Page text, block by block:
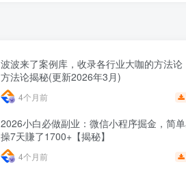
波波来了案例库，收录各行业大咖的方法论
方法论揭秘(更新2026年3月)
4个月前
2026小白必做副业：微信小程序掘金，简
操7天賺了1700+【揭秘】
4个月前